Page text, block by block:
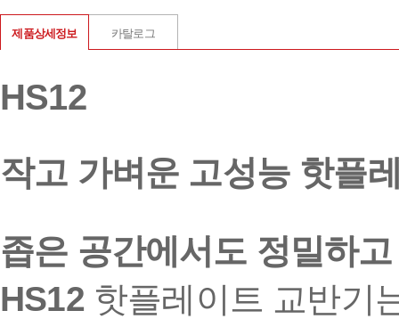
제품상세정보 카탈로그
HS12
작고 가벼운 고성능 핫플
좁은 공간에서도 정밀하
HS12 핫플레이트 교반기